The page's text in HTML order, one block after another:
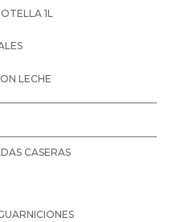
1L
LECHE
CASERAS